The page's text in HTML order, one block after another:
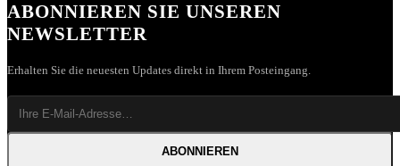
ABONNIEREN SIE UNSEREN
NEWSLETTER
Erhalten Sie die neuesten Updates direkt in Ihrem Posteingang.
ABONNIEREN